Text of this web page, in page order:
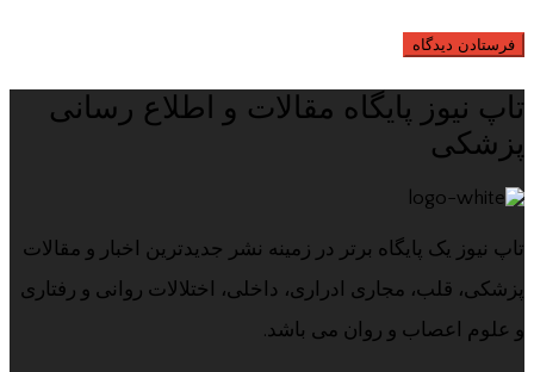
تاپ نیوز پایگاه مقالات و اطلاع رسانی
پزشکی
تاپ نیوز یک پایگاه برتر در زمینه نشر جدیدترین اخبار و مقالات
پزشکی، قلب، مجاری ادراری، داخلی، اختلالات روانی و رفتاری
و علوم اعصاب و روان می باشد.